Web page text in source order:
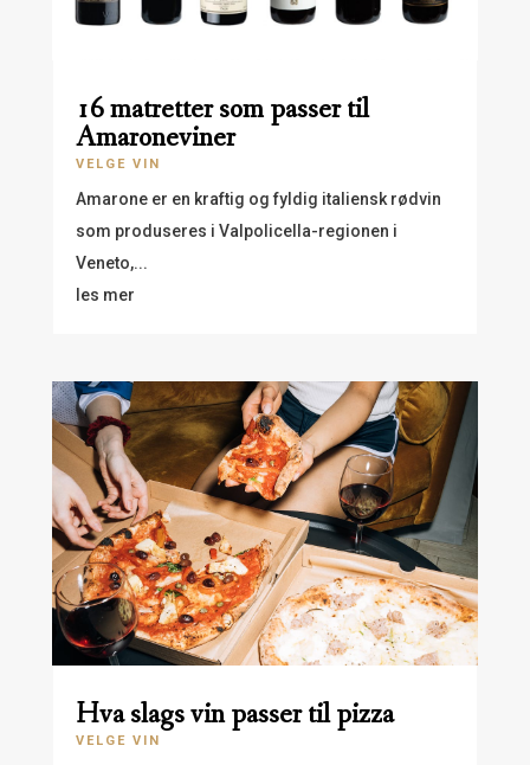
16 matretter som passer til
Amaroneviner
VELGE VIN
Amarone er en kraftig og fyldig italiensk rødvin
som produseres i Valpolicella-regionen i
Veneto,...
les mer
Hva slags vin passer til pizza
VELGE VIN